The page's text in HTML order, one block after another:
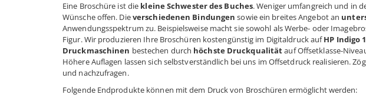
Eine Broschüre ist die kleine Schwester des Buches. Weniger umfangreich und in
Wünsche offen. Dieverschiedenen Bindungen sowie ein breites Angebot an
Anwendungsspektrum zu. Beispielsweise macht sie sowohl als Werbe- oder
Figur. Wir produzieren Ihre Broschüren kostengünstig im Digitaldruck aufHP Indigo
Druckmaschinen bestechen durch höchste Druckqualitätauf Offsetklasse-
Höhere Auflagen lassen sich selbstverständlich bei uns im Offsetdruck realisieren.
und nachzufragen.
Folgende Endprodukte können mit dem Druck von Broschüren ermöglicht werden: